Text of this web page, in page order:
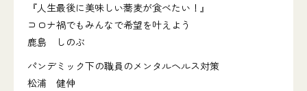
『人生最後に美味しい蕎麦が食べたい！』
コロナ禍でもみんなで希望を叶えよう
鹿島 しのぶ
パンデミック下の職員のメンタルヘルス対策
松浦 健伸